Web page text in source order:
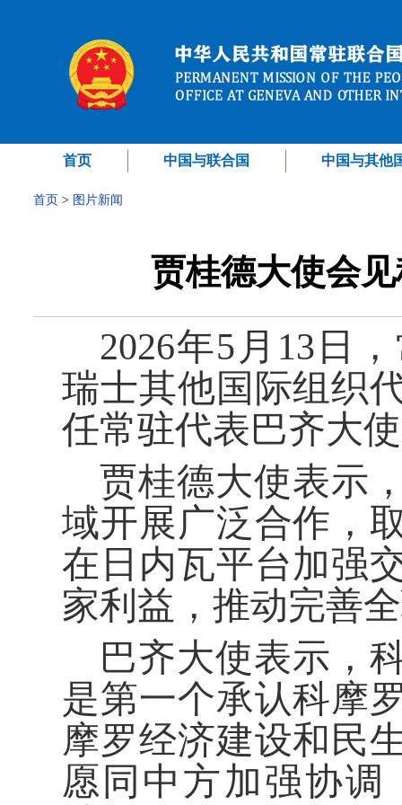
首页 中国与联合国 中国与其他
首页 > 图片新闻
贾桂德大使会
2026年5月13日
瑞士其他国际组织
任常驻代表巴齐大
贾桂德大使表示
域开展广泛合作，
在日内瓦平台加强
家利益，推动完善
巴齐大使表示，
是第一个承认科摩
摩罗经济建设和民
愿同中方加强协调